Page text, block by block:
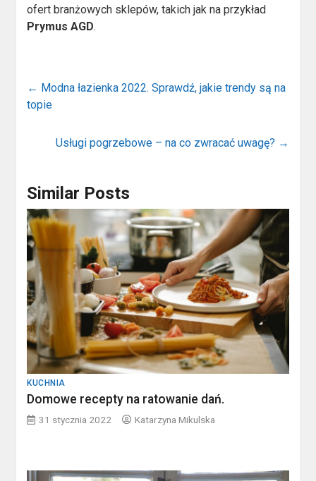
ofert branżowych sklepów, takich jak na przykład
Prymus AGD.
← Modna łazienka 2022. Sprawdź, jakie trendy są na
topie
Usługi pogrzebowe – na co zwracać uwagę? →
Similar Posts
KUCHNIA
Domowe recepty na ratowanie dań.
31 stycznia 2022 Katarzyna Mikulska